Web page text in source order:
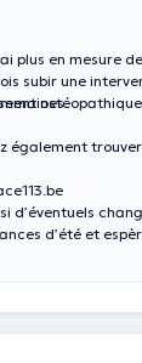
plus en mesure
subir une
également
d’éventuels
d’été et